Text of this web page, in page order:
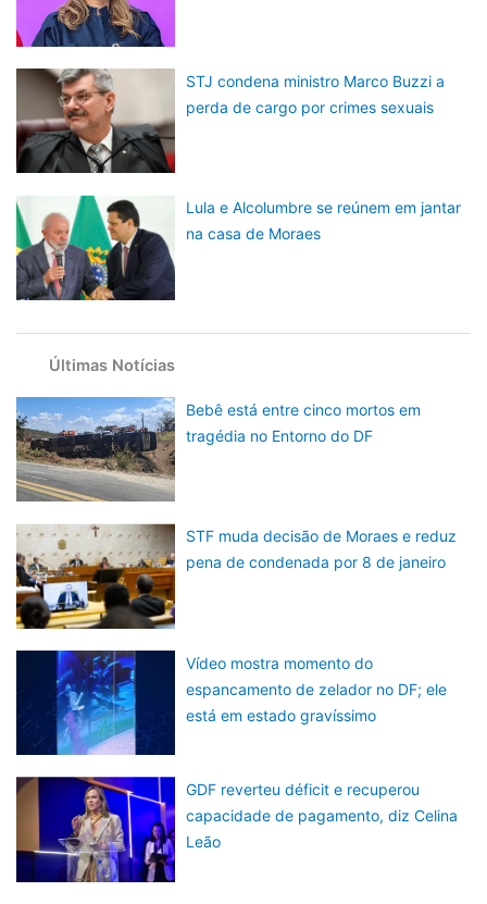
STJ condena ministro Marco Buzzi a
perda de cargo por crimes sexuais
Lula e Alcolumbre se reúnem em jantar
na casa de Moraes
Últimas Notícias
Bebê está entre cinco mortos em
tragédia no Entorno do DF
STF muda decisão de Moraes e reduz
pena de condenada por 8 de janeiro
Vídeo mostra momento do
espancamento de zelador no DF; ele
está em estado gravíssimo
GDF reverteu déficit e recuperou
capacidade de pagamento, diz Celina
Leão